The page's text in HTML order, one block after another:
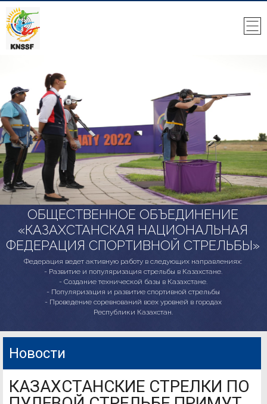
ОБЩЕСТВЕННОЕ ОБЪЕДИНЕНИЕ
«КАЗАХСТАНСКАЯ НАЦИОНАЛЬНАЯ
ФЕДЕРАЦИЯ СПОРТИВНОЙ СТРЕЛЬБЫ»
Федерация ведет активную работу в следующих направлениях:
- Развитие и популяризация стрельбы в Казахстане.
- Создание технической базы в Казахстане.
- Популяризация и развитие спортивной стрельбы
- Проведение соревнований всех уровней в городах
Республики Казахстан.
Новости
КАЗАХСТАНСКИЕ СТРЕЛКИ ПО